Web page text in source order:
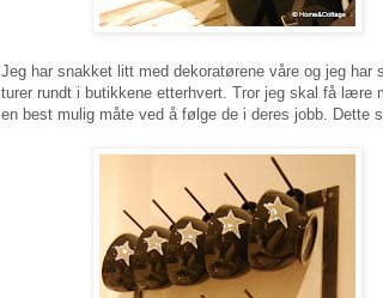
Jeg har snakket litt med dekoratørene våre og jeg har
turer rundt i butikkene etterhvert. Tror jeg skal få lære
en best mulig måte ved å følge de i deres jobb. Dette